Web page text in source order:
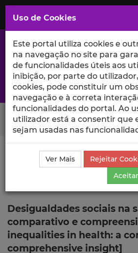
Saltar
para
Conteúdo
Principal
A excelência da investigação e
Search Button
Ciência_Iscte Publicações
Publicação
Desigualdades sociais na
comparativo e
inequalities in health: a
comprehensive insight]
Uso de Cookies
Este portal utiliza cookies e
na navegação no site para
de funcionalidades úteis aos
inibição, por parte do
cookies, pode constituir um
navegação e à correta
funcionalidades do portal. Ao
utilizador está a consentir que
sejam usadas nas
Ver Mais
Rejeitar